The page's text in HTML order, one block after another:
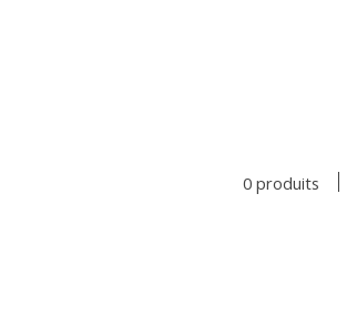
0 produits